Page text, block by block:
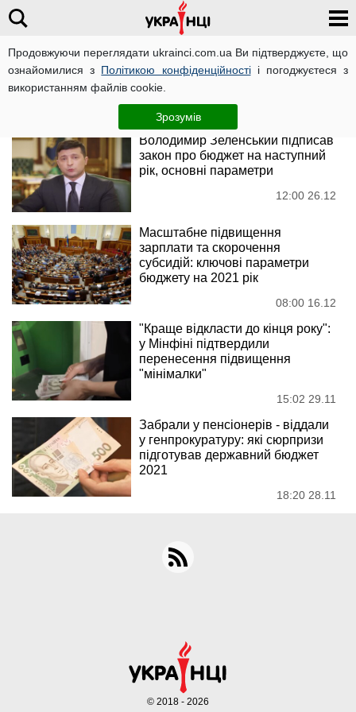
Продовжуючи переглядати ukrainci.com.ua Ви підтверджуєте, що
ознайомилися з Політикою конфіденційностіі погоджуєтеся з
використанням файлів cookie.
Зрозумів
Держбюджет
Володимир Зеленський підписав
закон про бюджет на наступний
рік, основні параметри
12:00 26.12
Масштабне підвищення
зарплати та скорочення
субсидій: ключові параметри
бюджету на 2021 рік
08:00 16.12
"Краще відкласти до кінця року":
у Мінфіні підтвердили
перенесення підвищення
"мінімалки"
15:02 29.11
Забрали у пенсіонерів - віддали
у генпрокуратуру: які сюрпризи
підготував державний бюджет
2021
18:20 28.11
© 2018 - 2026